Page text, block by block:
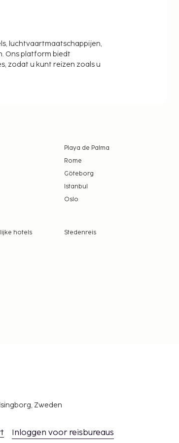
luchtvaartmaatschappijen,
Ons platform biedt
zodat u kunt reizen zoals u
Playa de Palma
Rome
Göteborg
Istanbul
Oslo
hotels
Stedenreis
Zweden
Inloggen voor reisbureaus